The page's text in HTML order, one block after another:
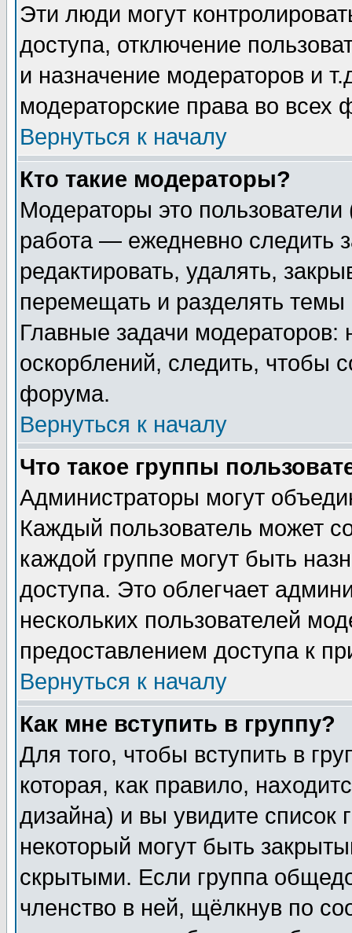
Эти люди могут
доступа, отключение
и назначение модераторов и
модераторские права во всех
Вернуться к началу
Кто такие модераторы?
Модераторы это
работа — ежедневно следить
редактировать, удалять,
перемещать и разделять
Главные задачи
оскорблений, следить, чтобы
форума.
Вернуться к началу
Что такое группы
Администраторы могут
Каждый пользователь может
каждой группе могут быть
доступа. Это облегчает
нескольких пользователей
предоставлением доступа к
Вернуться к началу
Как мне вступить в группу?
Для того, чтобы вступить в
которая, как правило,
дизайна) и вы увидите список
некоторый могут быть
скрытыми. Если группа
членство в ней, щёлкнув по